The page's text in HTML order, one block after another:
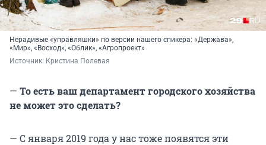
Нерадивые «управляшки» по версии нашего спикера: «Держава»,
«Мир», «Восход», «Облик», «Агропроект»
Источник: Кристина Полевая
— То есть ваш департамент городского хозяйства
не может это сделать?
— С января 2019 года у нас тоже появятся эти